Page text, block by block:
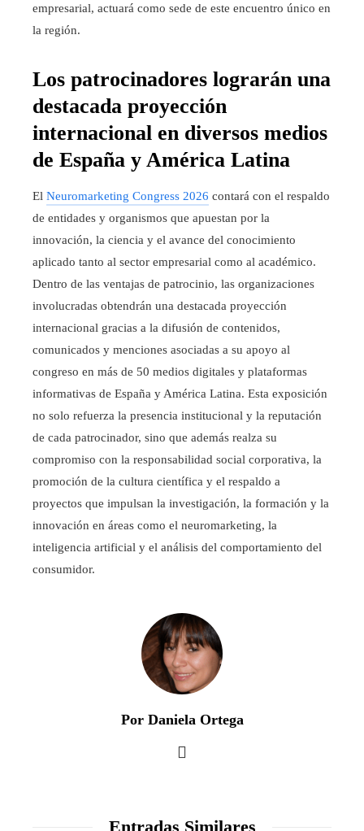
empresarial, actuará como sede de este encuentro único en
la región.
Los patrocinadores lograrán una
destacada proyección
internacional en diversos medios
de España y América Latina
El Neuromarketing Congress 2026 contará con el respaldo
de entidades y organismos que apuestan por la
innovación, la ciencia y el avance del conocimiento
aplicado tanto al sector empresarial como al académico.
Dentro de las ventajas de patrocinio, las organizaciones
involucradas obtendrán una destacada proyección
internacional gracias a la difusión de contenidos,
comunicados y menciones asociadas a su apoyo al
congreso en más de 50 medios digitales y plataformas
informativas de España y América Latina. Esta exposición
no solo refuerza la presencia institucional y la reputación
de cada patrocinador, sino que además realza su
compromiso con la responsabilidad social corporativa, la
promoción de la cultura científica y el respaldo a
proyectos que impulsan la investigación, la formación y la
innovación en áreas como el neuromarketing, la
inteligencia artificial y el análisis del comportamiento del
consumidor.
Por Daniela Ortega
Entradas Similares